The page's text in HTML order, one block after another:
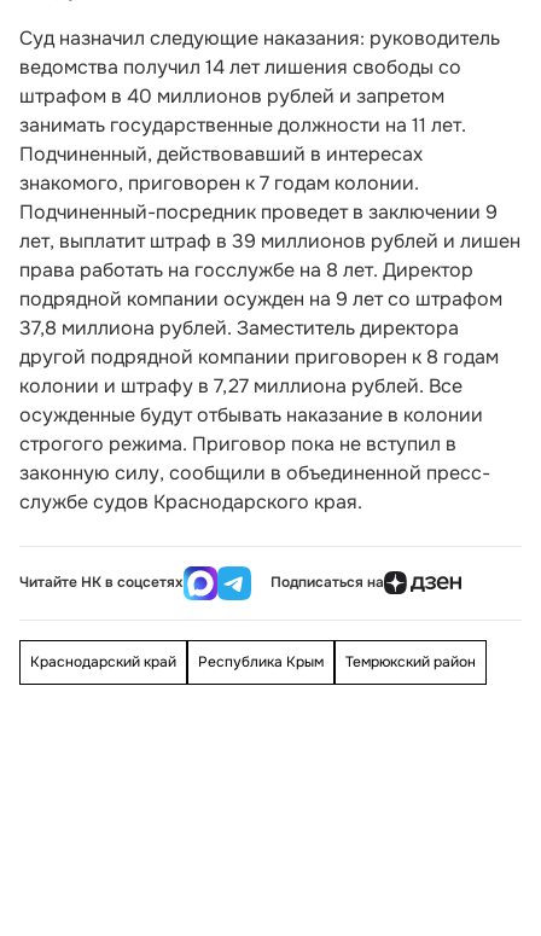
Суд назначил следующие наказания: руководитель
ведомства получил 14 лет лишения свободы со
штрафом в 40 миллионов рублей и запретом
занимать государственные должности на 11 лет.
Подчиненный, действовавший в интересах
знакомого, приговорен к 7 годам колонии.
Подчиненный-посредник проведет в заключении 9
лет, выплатит штраф в 39 миллионов рублей и лишен
права работать на госслужбе на 8 лет. Директор
подрядной компании осужден на 9 лет со штрафом
37,8 миллиона рублей. Заместитель директора
другой подрядной компании приговорен к 8 годам
колонии и штрафу в 7,27 миллиона рублей. Все
осужденные будут отбывать наказание в колонии
строгого режима. Приговор пока не вступил в
законную силу, сообщили в объединенной пресс-
службе судов Краснодарского края.
Читайте НК в соцсетях Подписаться на
Краснодарский край Республика Крым Темрюкский район